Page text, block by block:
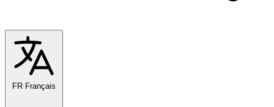
FR Français